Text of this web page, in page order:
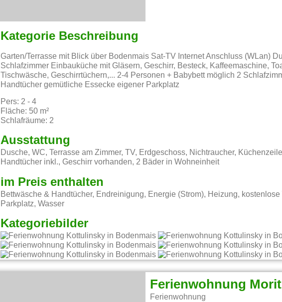
Kategorie Beschreibung
Garten/Terrasse mit Blick über Bodenmais Sat-TV Internet Anschluss (WLan)
Schlafzimmer Einbauküche mit Gläsern, Geschirr, Besteck, Kaffeemaschine,
Tischwäsche, Geschirrtüchern,... 2-4 Personen + Babybett möglich 2
Handtücher gemütliche Essecke eigener Parkplatz
Pers: 2 - 4
Fläche: 50 m²
Schlafräume: 2
Ausstattung
Dusche, WC, Terrasse am Zimmer, TV, Erdgeschoss, Nichtraucher,
Handtücher inkl., Geschirr vorhanden, 2 Bäder in Wohneinheit
im Preis enthalten
Bettwäsche & Handtücher, Endreinigung, Energie (Strom), Heizung,
Parkplatz, Wasser
Kategoriebilder
Ferienwohnung
Ferienwohnung